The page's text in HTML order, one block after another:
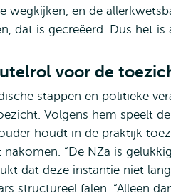
wegkijken, en de
dat is gecreëerd. Dus het
voor de
stappen en politieke
Volgens hem speelt
houdt in de praktijk
“De NZa is
dat deze instantie niet
structureel falen. “Alleen